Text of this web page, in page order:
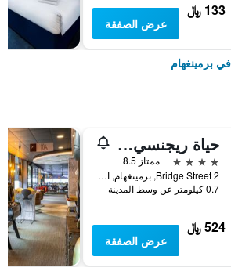
133 ﷼
عرض الصفقة
برمينغهام
حياة ريجنسي برمنغهام
4 نجوم
ممتاز 8.5
2 Bridge Street, برمينغهام, المملكة المتحدة
0.7 كيلومتر عن وسط المدينة
524 ﷼
عرض الصفقة